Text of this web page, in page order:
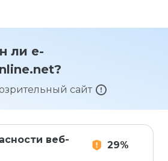
ли e-
сайт
веб-
29%